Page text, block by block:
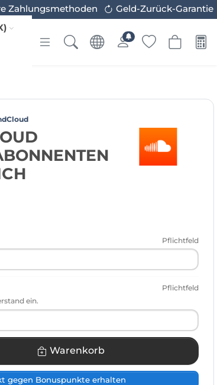
Zahlungsmethoden
Geld-Zurück-Garantie
Pflichtfeld
Pflichtfeld
ein.
Warenkorb
gegen Bonuspunkte erhalten